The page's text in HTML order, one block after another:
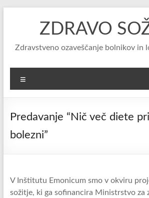
ZDRAVO
Zdravstveno ozaveščanje bolnikov in
Predavanje “Nič več diete
bolezni”
V Inštitutu Emonicum smo v okviru
sožitje, ki ga sofinancira Ministrstvo za